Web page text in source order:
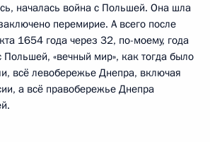
началась война с Польшей. Она шла
перемирие. А всего после
1654 года через 32, по-моему, года
«вечный мир», как тогда было
всё левобережье Днепра, включая
а всё правобережье Днепра